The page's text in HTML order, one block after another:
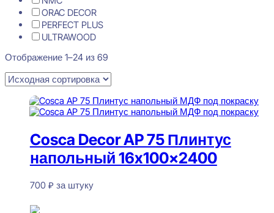
ORAC DECOR
PERFECT PLUS
ULTRAWOOD
Отображение 1–24 из 69
Cosca Decor AP 75 Плинтус
напольный 16x100x2400
700 ₽ за штуку